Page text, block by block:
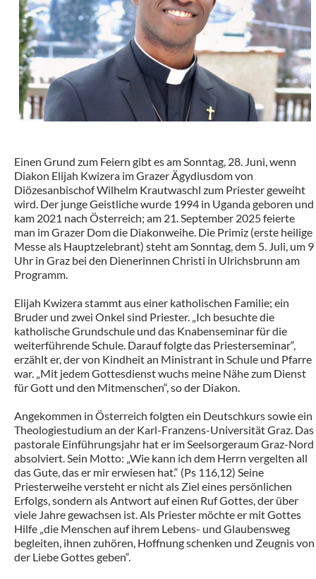
Einen Grund zum Feiern gibt es am Sonntag, 28. Juni, wenn
Diakon Elijah Kwizera im Grazer Ägydiusdom von
Diözesanbischof Wilhelm Krautwaschl zum Priester geweiht
wird. Der junge Geistliche wurde 1994 in Uganda geboren und
kam 2021 nach Österreich; am 21. September 2025 feierte
man im Grazer Dom die Diakonweihe. Die Primiz (erste heilige
Messe als Hauptzelebrant) steht am Sonntag, dem 5. Juli, um 9
Uhr in Graz bei den Dienerinnen Christi in Ulrichsbrunn am
Programm.
Elijah Kwizera stammt aus einer katholischen Familie; ein
Bruder und zwei Onkel sind Priester. „Ich besuchte die
katholische Grundschule und das Knabenseminar für die
weiterführende Schule. Darauf folgte das Priesterseminar“,
erzählt er, der von Kindheit an Ministrant in Schule und Pfarre
war. „Mit jedem Gottesdienst wuchs meine Nähe zum Dienst
für Gott und den Mitmenschen“, so der Diakon.
Angekommen in Österreich folgten ein Deutschkurs sowie ein
Theologiestudium an der Karl-Franzens-Universität Graz. Das
pastorale Einführungsjahr hat er im Seelsorgeraum Graz-Nord
absolviert. Sein Motto: „Wie kann ich dem Herrn vergelten all
das Gute, das er mir erwiesen hat.“ (Ps 116,12) Seine
Priesterweihe versteht er nicht als Ziel eines persönlichen
Erfolgs, sondern als Antwort auf einen Ruf Gottes, der über
viele Jahre gewachsen ist. Als Priester möchte er mit Gottes
Hilfe „die Menschen auf ihrem Lebens- und Glaubensweg
begleiten, ihnen zuhören, Hoffnung schenken und Zeugnis von
der Liebe Gottes geben“.